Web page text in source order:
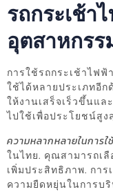
รถกระเช้า
อุตสาหกรร
การใช้รถกระเช้าไฟ
ใช้ได้หลายประเภทอีก
ให้งานเสร็จเร็วขึ้นแ
ไปใช้เพื่อประโยชน์สู
ความหลากหลายในการใ
ในไทย. คุณสามารถเ
เพิ่มประสิทธิภาพ. กา
ความยืดหยุ่นในการบ